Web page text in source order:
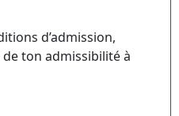
d’admission,
ton admissibilité à